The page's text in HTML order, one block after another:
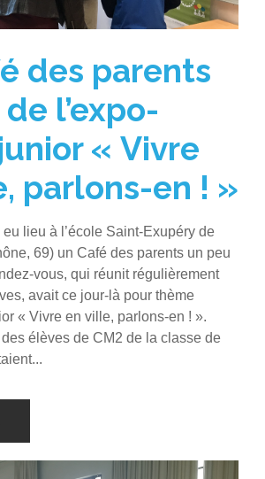
des parents
l’expo-
« Vivre
parlons-en ! »
lieu à l’école Saint-Exupéry de
69) un Café des parents un peu
vous, qui réunit régulièrement
avait ce jour-là pour thème
« Vivre en ville, parlons-en ! ».
élèves de CM2 de la classe de